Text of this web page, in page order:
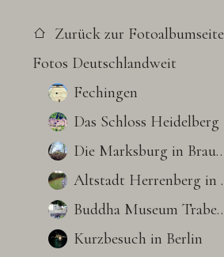
Zurück zur Fotoalbumseite
Fotos Deutschlandweit
Fechingen
Das Schloss Heidelberg
Die Marksburg in Braubach
Altstadt Herrenberg in BW
Buddha Museum Traben-Trarbach
Kurzbesuch in Berlin